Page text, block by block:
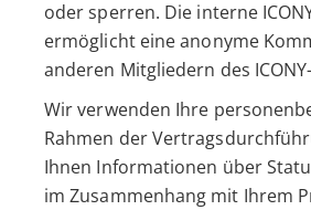
oder sperren. Die interne
ermöglicht eine anonyme
anderen Mitgliedern des
Wir verwenden Ihre
Rahmen der
Ihnen Informationen über
im Zusammenhang mit Ihrem